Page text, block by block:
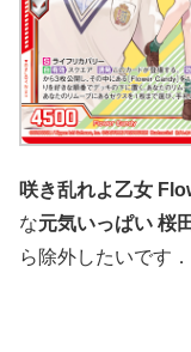
咲き乱れよ乙女
な元気いっぱい 桜
ら除外したいです．